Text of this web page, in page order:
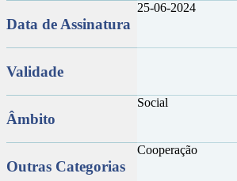
Data de Assinatura
25-06-2024
Validade
Âmbito
Social
Outras Categorias
Cooperação